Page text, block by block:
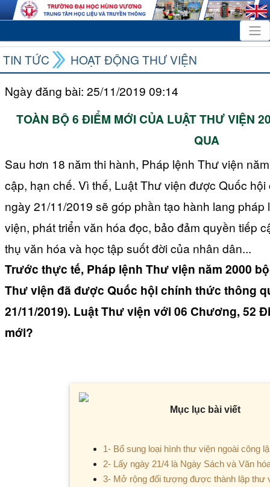
TIN TỨC
HOẠT ĐỘNG THƯ VIỆN
Ngày đăng bài: 25/11/2019 09:14
TOÀN BỘ 6 ĐIỂM MỚI CỦA LUẬT THƯ VIỆN
QUA
Sau hơn 18 năm thi hành, Pháp lệnh Thư viện
cập, hạn chế. Vì thế, Luật Thư viện được Quốc
ngày 21/11/2019 sẽ góp phần tạo hành lang
viện, phát triển văn hóa đọc, bảo đảm quyền tiếp
thụ văn hóa và học tập suốt đời của nhân dân...
Trước thực tế, Pháp lệnh Thư viện năm 2000
Thư viện đã được Quốc hội chính thức thông
21/11/2019). Luật Thư viện với 06 Chương, 52
mới?
Mục lục bài viết
1- Bổ sung loại hình thư viện ngoài công
2- Lấy ngày 21/4 là Ngày Sách và Văn
3- Mở rộng đối tượng được thành lập thư